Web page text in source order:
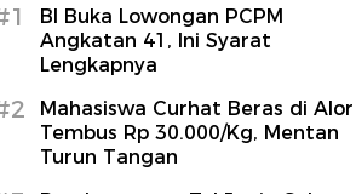
BI Buka Lowongan PCPM
Angkatan 41, Ini Syarat
Lengkapnya
Mahasiswa Curhat Beras di Alor
Tembus Rp 30.000/Kg, Mentan
Turun Tangan